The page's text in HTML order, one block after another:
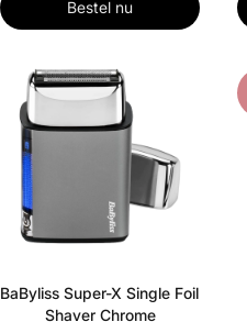
Bestel nu
BaByliss Super-X Single Foil
Shaver Chrome